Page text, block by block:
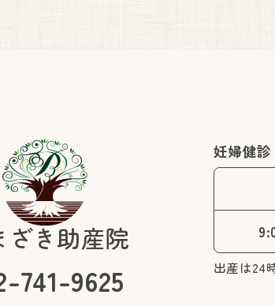
ざき助産院
741-9625
妊婦健診
出産は24